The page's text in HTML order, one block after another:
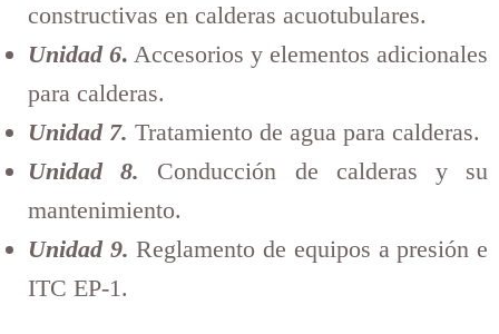
constructivas en calderas acuotubulares.
Unidad 6. Accesorios y elementos adicionales
para calderas.
Unidad 7. Tratamiento de agua para calderas.
Unidad 8. Conducción de calderas y su
mantenimiento.
Unidad 9. Reglamento de equipos a presión e
ITC EP-1.